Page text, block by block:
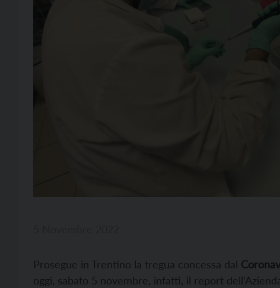
Prosegue in Trentino la tregua concessa dal
oggi, sabato 5 novembre, infatti, il report